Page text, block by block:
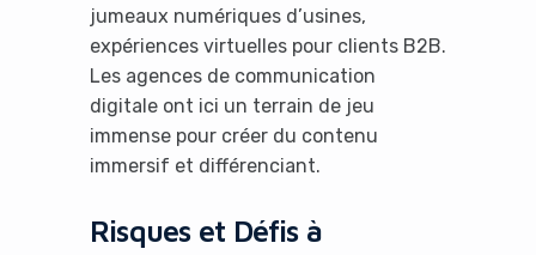
jumeaux numériques d’usines,
expériences virtuelles pour clients B2B.
Les agences de communication
digitale ont ici un terrain de jeu
immense pour créer du contenu
immersif et différenciant.
Risques et Défis à